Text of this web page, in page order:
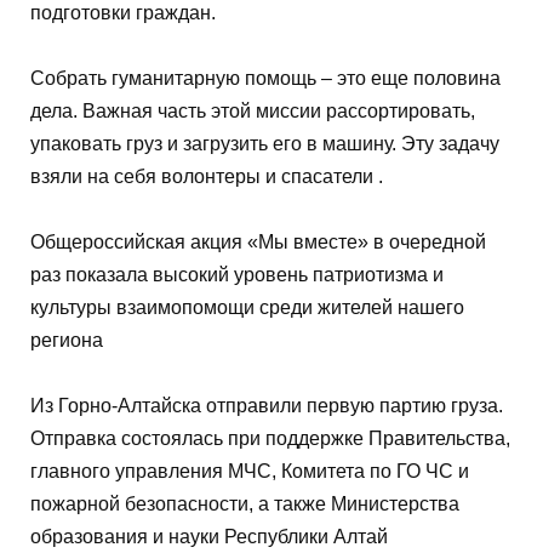
подготовки граждан.
Собрать гуманитарную помощь – это еще половина
дела. Важная часть этой миссии рассортировать,
упаковать груз и загрузить его в машину. Эту задачу
взяли на себя волонтеры и спасатели .
Общероссийская акция «Мы вместе» в очередной
раз показала высокий уровень патриотизма и
культуры взаимопомощи среди жителей нашего
региона
Из Горно-Алтайска отправили первую партию груза.
Отправка состоялась при поддержке Правительства,
главного управления МЧС, Комитета по ГО ЧС и
пожарной безопасности, а также Министерства
образования и науки Республики Алтай